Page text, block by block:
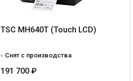
TSC MH640T (Touch LCD)
Снят с производства
191 700 ₽